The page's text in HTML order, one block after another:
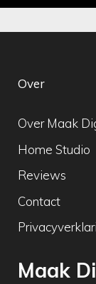
Over
Over Maak
Home Studio
Reviews
Contact
Maak